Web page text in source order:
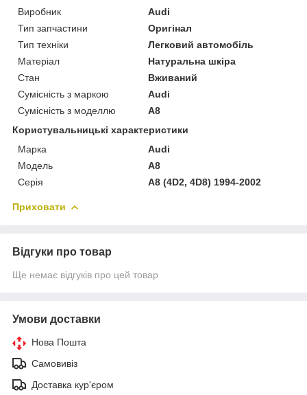
Виробник
Audi
Тип запчастини
Оригінал
Тип техніки
Легковий автомобіль
Матеріал
Натуральна шкіра
Стан
Вживаний
Сумісність з маркою
Audi
Сумісність з моделлю
A8
Користувальницькі характеристики
Марка
Audi
Модель
A8
Серія
A8 (4D2, 4D8) 1994-2002
Приховати
Відгуки про товар
Ще немає відгуків про цей товар
Умови доставки
Нова Пошта
Самовивіз
Доставка кур'єром